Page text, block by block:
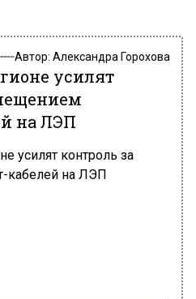
Автор: Александра Горохова
усилят
на ЛЭП